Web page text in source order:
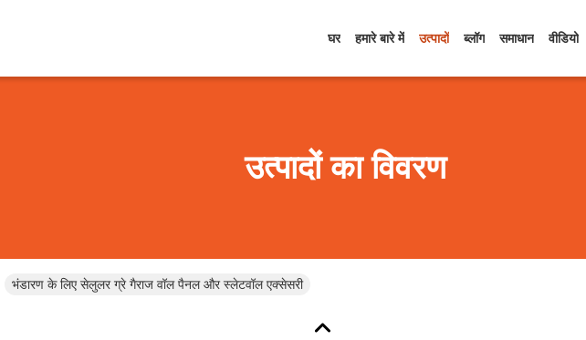
घर हमारे बारे में उत्पादों ब्लॉग समाधान वीडियो
उत्पादों का विवरण
भंडारण के लिए सेलुलर ग्रे गैराज वॉल पैनल और स्लेटवॉल एक्सेसरी